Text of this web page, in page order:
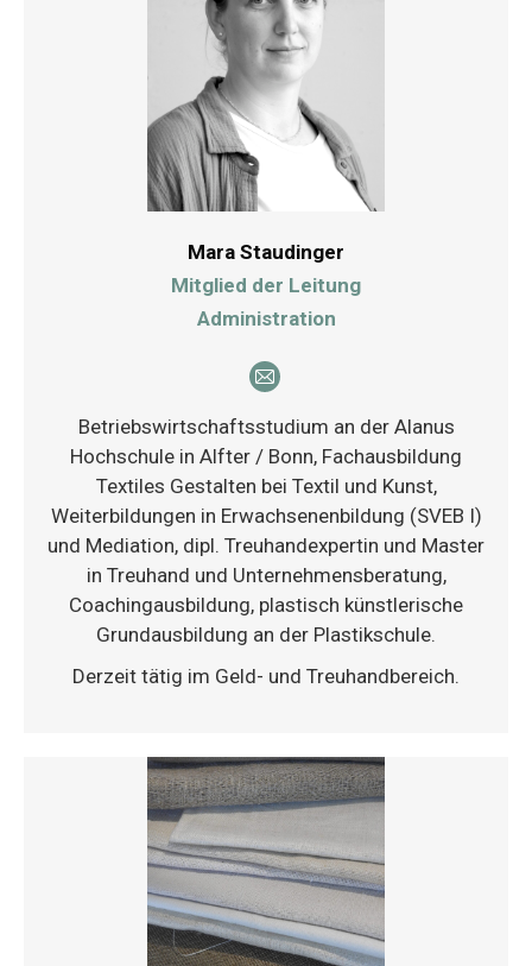
Mara Staudinger
Mitglied der Leitung
Administration
Betriebswirtschaftsstudium an der Alanus
Hochschule in Alfter / Bonn, Fachausbildung
Textiles Gestalten bei Textil und Kunst,
Weiterbildungen in Erwachsenenbildung (SVEB I)
und Mediation, dipl. Treuhandexpertin und Master
in Treuhand und Unternehmensberatung,
Coachingausbildung, plastisch künstlerische
Grundausbildung an der Plastikschule.
Derzeit tätig im Geld- und Treuhandbereich.
E-
mail